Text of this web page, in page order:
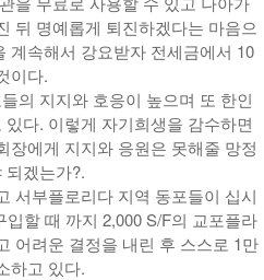
뒤 명예롭게 퇴진하겠다는 마음으
계속해서 강요받자 전세금에서 10
이다.
의 지지와 호응이 높으며 또 한인
다. 이렇게 자기희생을 감수하면
장에게 지지와 응원은 못해줄 망정
되겠는가?.
서부플로리다 지역 동포들이 십시
할 때 까지 2,000 S/F의 교포플라
어려운 결정을 내린 후 스스로 1만
하고 있다.